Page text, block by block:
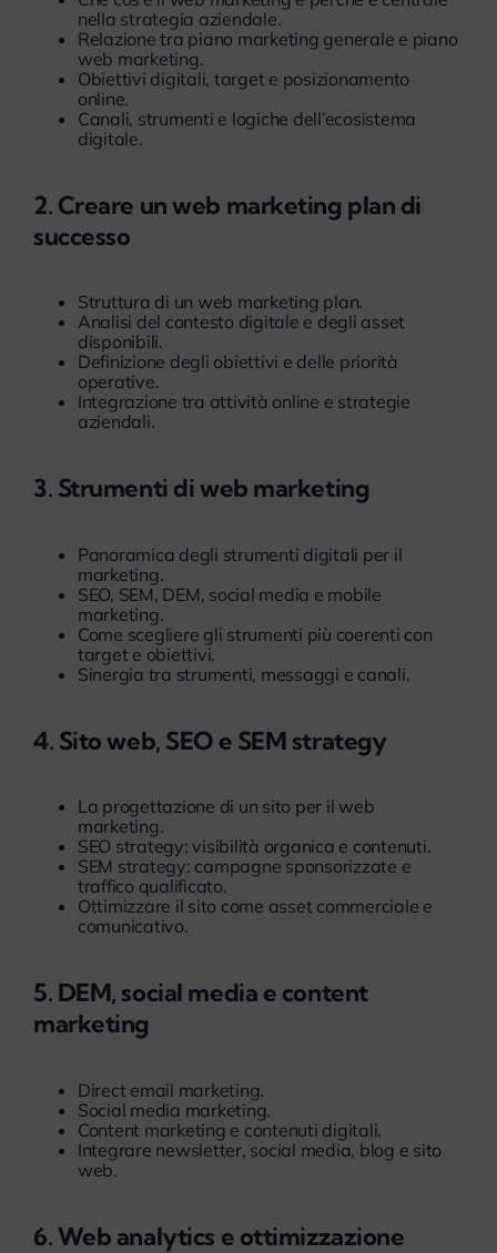
nella strategia aziendale.
Relazione tra piano marketing generale e piano
web marketing.
Obiettivi digitali, target e posizionamento
online.
Canali, strumenti e logiche dell’ecosistema
digitale.
2. Creare un web marketing plan di
successo
Struttura di un web marketing plan.
Analisi del contesto digitale e degli asset
disponibili.
Definizione degli obiettivi e delle priorità
operative.
Integrazione tra attività online e strategie
aziendali.
3. Strumenti di web marketing
Panoramica degli strumenti digitali per il
marketing.
SEO, SEM, DEM, social media e mobile
marketing.
Come scegliere gli strumenti più coerenti con
target e obiettivi.
Sinergia tra strumenti, messaggi e canali.
4. Sito web, SEO e SEM strategy
La progettazione di un sito per il web
marketing.
SEO strategy: visibilità organica e contenuti.
SEM strategy: campagne sponsorizzate e
traffico qualificato.
Ottimizzare il sito come asset commerciale e
comunicativo.
5. DEM, social media e content
marketing
Direct email marketing.
Social media marketing.
Content marketing e contenuti digitali.
Integrare newsletter, social media, blog e sito
web.
6. Web analytics e ottimizzazione